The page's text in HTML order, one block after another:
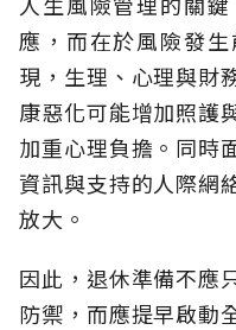
應，而在於風險發
現，生理、心理與財
康惡化可能增加照護
加重心理負擔。同時
資訊與支持的人際網
放大。
因此，退休準備不應
防禦，而應提早啟動